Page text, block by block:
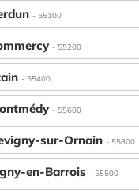
- 55100
- 55200
- 55400
- 55600
sur-Ornain - 55800
en-Barrois - 55500